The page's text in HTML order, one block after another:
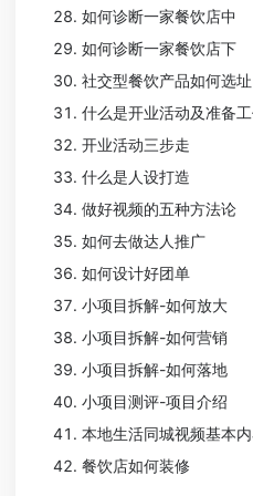
如何诊断一家餐饮店中
如何诊断一家餐饮店下
社交型餐饮产品如何选址
什么是开业活动及准备
开业活动三步走
什么是人设打造
做好视频的五种方法论
如何去做达人推广
如何设计好团单
小项目拆解-如何放大
小项目拆解-如何营销
小项目拆解-如何落地
小项目测评-项目介绍
本地生活同城视频基本
餐饮店如何装修